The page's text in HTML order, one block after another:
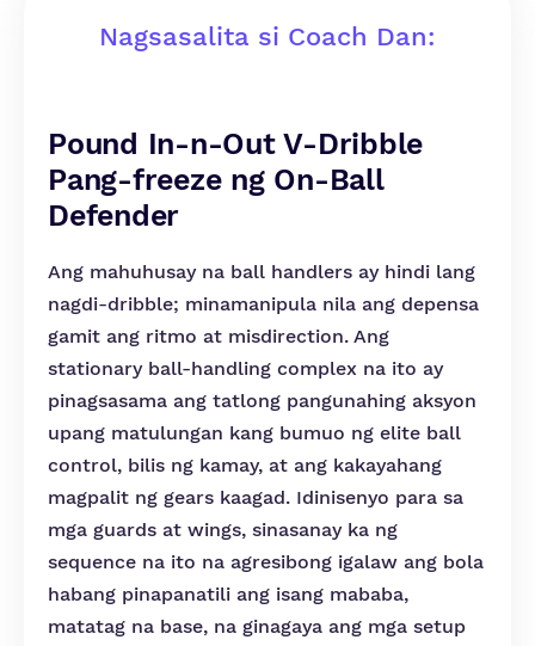
Nagsasalita si Coach Dan:
Pound In-n-Out V-Dribble
Pang-freeze ng On-Ball
Defender
Ang mahuhusay na ball handlers ay hindi lang
nagdi-dribble; minamanipula nila ang depensa
gamit ang ritmo at misdirection. Ang
stationary ball-handling complex na ito ay
pinagsasama ang tatlong pangunahing aksyon
upang matulungan kang bumuo ng elite ball
control, bilis ng kamay, at ang kakayahang
magpalit ng gears kaagad. Idinisenyo para sa
mga guards at wings, sinasanay ka ng
sequence na ito na agresibong igalaw ang bola
habang pinapanatili ang isang mababa,
matatag na base, na ginagaya ang mga setup